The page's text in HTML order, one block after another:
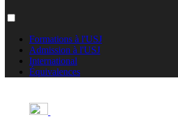
Formations à l'USJ
Admission à l'USJ
International
Équivalences